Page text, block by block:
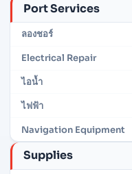
Port Services
ลองชอร์
Electrical Repair
ไอน้ำ
ไฟฟ้า
Navigation Equipment
Supplies